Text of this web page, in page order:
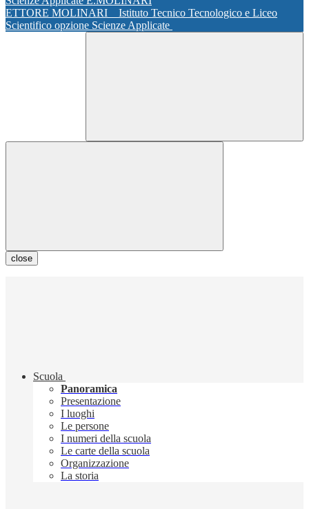
ETTORE MOLINARI
Istituto Tecnico Tecnologico e Liceo
Scientifico opzione Scienze Applicate
close
Scuola
Panoramica
Presentazione
I luoghi
Le persone
I numeri della scuola
Le carte della scuola
Organizzazione
La storia